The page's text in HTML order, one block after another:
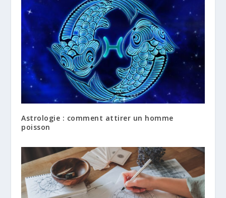
Astrologie : comment attirer un homme
poisson